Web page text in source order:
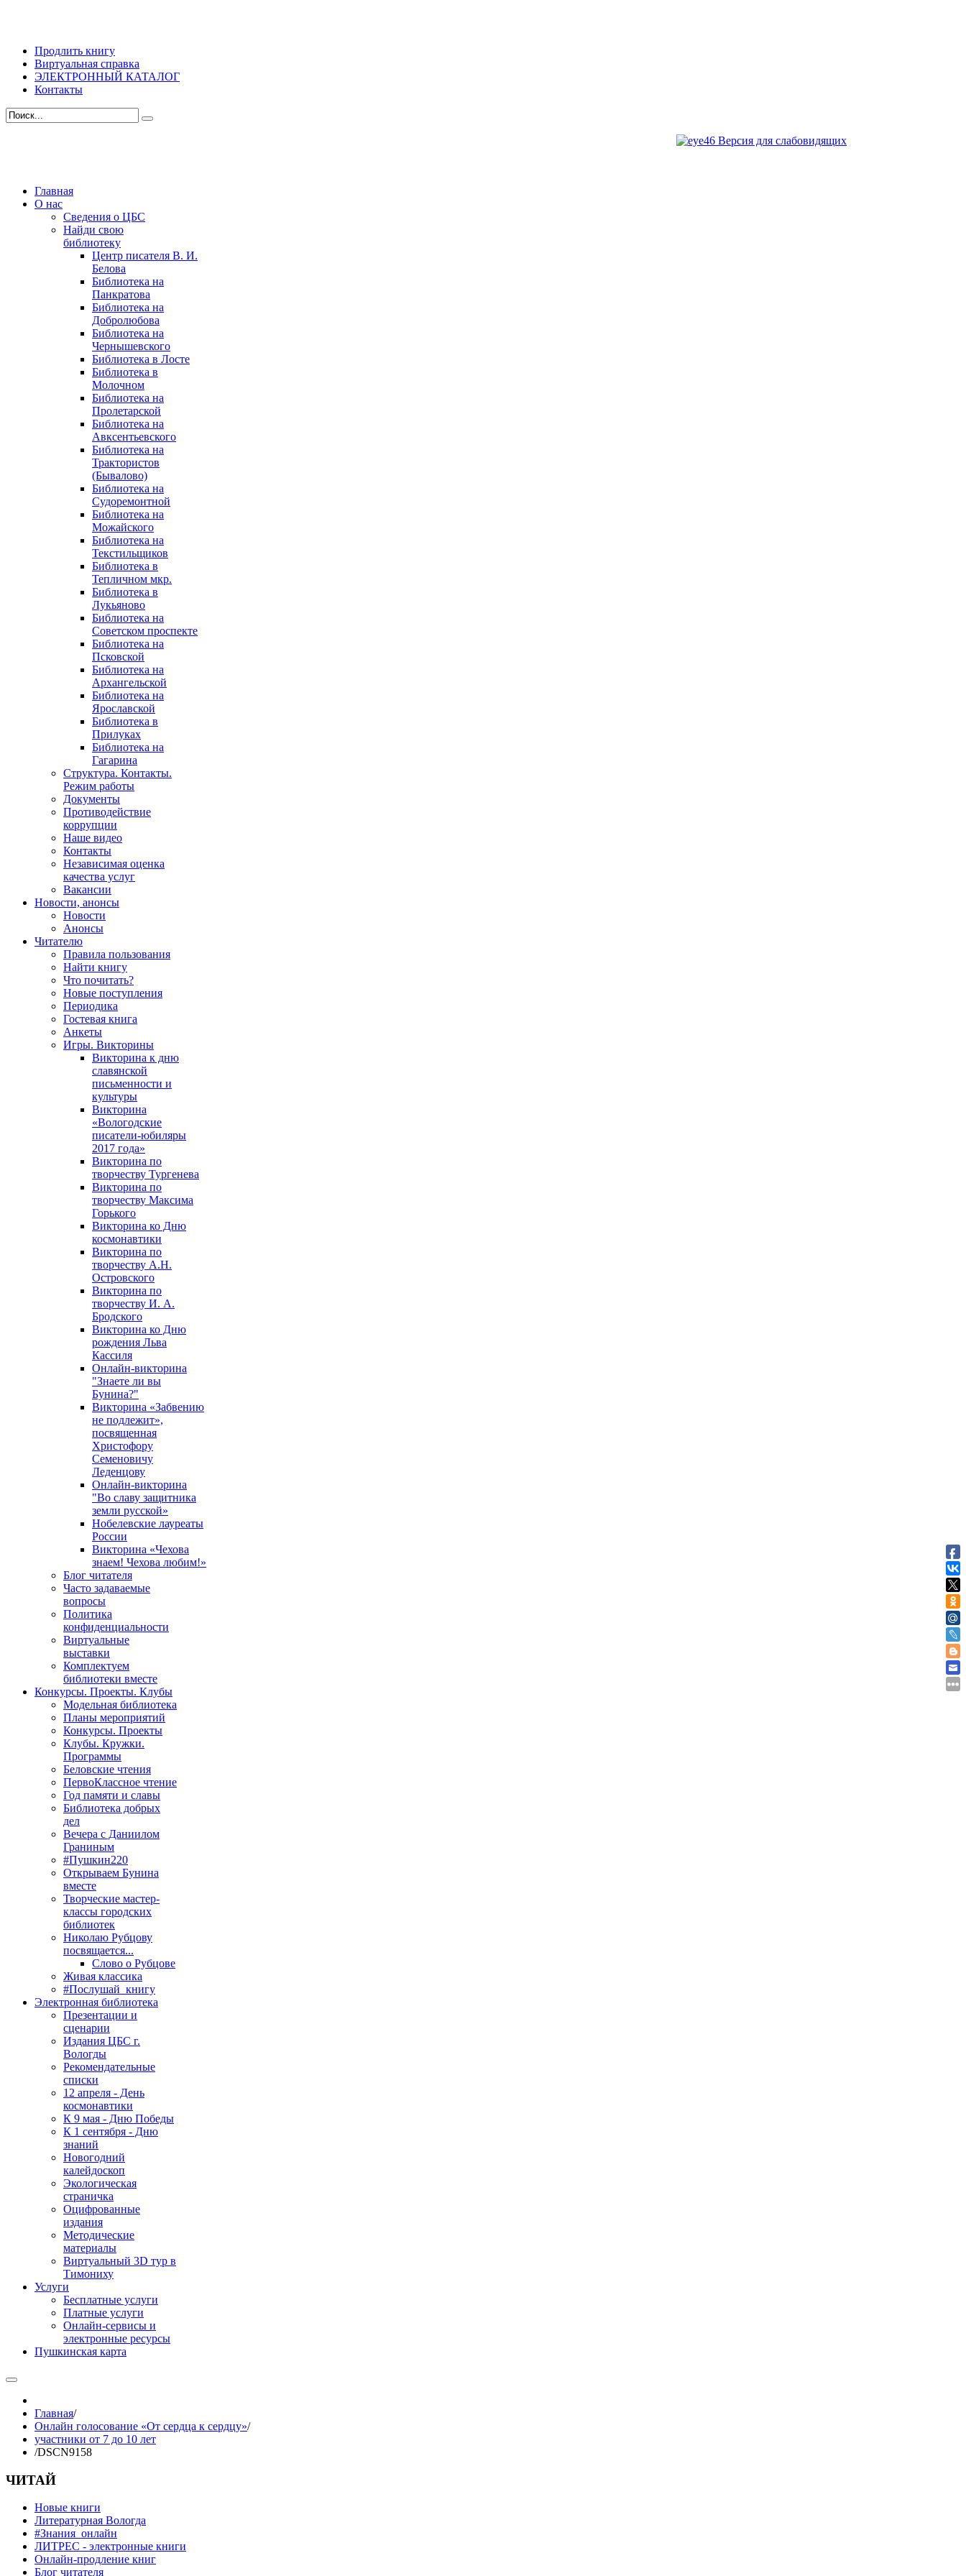
Продлить книгу
Виртуальная справка
ЭЛЕКТРОННЫЙ КАТАЛОГ
Контакты
Версия для слабовидящих
Главная
О нас
Сведения о ЦБС
Найди свою
библиотеку
Центр писателя В. И.
Белова
Библиотека на
Панкратова
Библиотека на
Добролюбова
Библиотека на
Чернышевского
Библиотека в Лосте
Библиотека в
Молочном
Библиотека на
Пролетарской
Библиотека на
Авксентьевского
Библиотека на
Трактористов
(Бывалово)
Библиотека на
Судоремонтной
Библиотека на
Можайского
Библиотека на
Текстильщиков
Библиотека в
Тепличном мкр.
Библиотека в
Лукьяново
Библиотека на
Советском проспекте
Библиотека на
Псковской
Библиотека на
Архангельской
Библиотека на
Ярославской
Библиотека в
Прилуках
Библиотека на
Гагарина
Структура. Контакты.
Режим работы
Документы
Противодействие
коррупции
Наше видео
Контакты
Независимая оценка
качества услуг
Вакансии
Новости, анонсы
Новости
Анонсы
Читателю
Правила пользования
Найти книгу
Что почитать?
Новые поступления
Периодика
Гостевая книга
Анкеты
Игры. Викторины
Викторина к дню
славянской
письменности и
культуры
Викторина
«Вологодские
писатели-юбиляры
2017 года»
Викторина по
творчеству Тургенева
Викторина по
творчеству Максима
Горького
Викторина ко Дню
космонавтики
Викторина по
творчеству А.Н.
Островского
Викторина по
творчеству И. А.
Бродского
Викторина ко Дню
рождения Льва
Кассиля
Онлайн-викторина
"Знаете ли вы
Бунина?"
Викторина «Забвению
не подлежит»,
посвященная
Христофору
Семеновичу
Леденцову
Онлайн-викторина
"Во славу защитника
земли русской»
Нобелевские лауреаты
России
Викторина «Чехова
знаем! Чехова любим!»
Блог читателя
Часто задаваемые
вопросы
Политика
конфиденциальности
Виртуальные
выставки
Комплектуем
библиотеки вместе
Конкурсы. Проекты. Клубы
Модельная библиотека
Планы мероприятий
Конкурсы. Проекты
Клубы. Кружки.
Программы
Беловские чтения
ПервоКлассное чтение
Год памяти и славы
Библиотека добрых
дел
Вечера с Даниилом
Граниным
#Пушкин220
Открываем Бунина
вместе
Творческие мастер-
классы городских
библиотек
Николаю Рубцову
посвящается...
Слово о Рубцове
Живая классика
#Послушай_книгу
Электронная библиотека
Презентации и
сценарии
Издания ЦБС г.
Вологды
Рекомендательные
списки
12 апреля - День
космонавтики
К 9 мая - Дню Победы
К 1 сентября - Дню
знаний
Новогодний
калейдоскоп
Экологическая
страничка
Оцифрованные
издания
Методические
материалы
Виртуальный 3D тур в
Тимониху
Услуги
Бесплатные услуги
Платные услуги
Онлайн-сервисы и
электронные ресурсы
Пушкинская карта
Главная/
Онлайн голосование «От сердца к сердцу»/
участники от 7 до 10 лет
/DSCN9158
ЧИТАЙ
Новые книги
Литературная Вологда
#Знания_онлайн
ЛИТРЕС - электронные книги
Онлайн-продление книг
Блог читателя